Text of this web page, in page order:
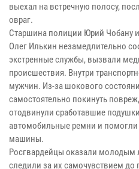
выехал на встречную полосу,
овраг.
Старшина полиции Юрий Чобану
Олег Илькин незамедлительно
экстренные службы, вызвали
происшествия. Внутри
мужчин. Из-за шокового
самостоятельно покинуть
отодвинули сработавшие
автомобильные ремни и
машины.
Росгвардейцы оказали
следили за их самочувствием до